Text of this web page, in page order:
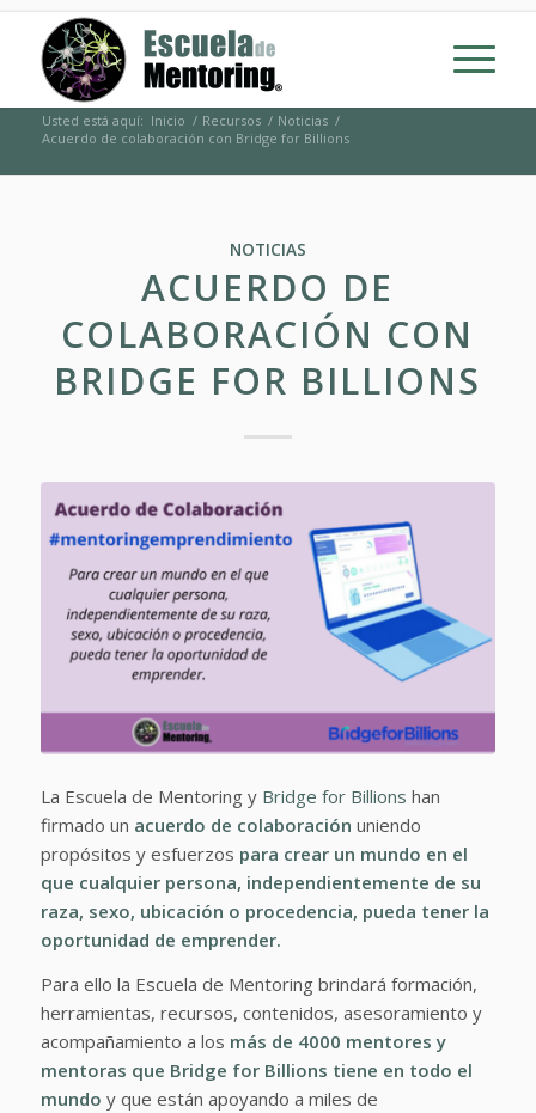
Usted está aquí: Inicio / Recursos / Noticias /
Acuerdo de colaboración con Bridge for Billions
NOTICIAS
ACUERDO DE
COLABORACIÓN CON
BRIDGE FOR BILLIONS
La Escuela de Mentoring y Bridge for Billions han
firmado un acuerdo de colaboración uniendo
propósitos y esfuerzos para crear un mundo en el
que cualquier persona, independientemente de su
raza, sexo, ubicación o procedencia, pueda tener la
oportunidad de emprender.
Para ello la Escuela de Mentoring brindará formación,
herramientas, recursos, contenidos, asesoramiento y
acompañamiento a los más de 4000 mentores y
mentoras que Bridge for Billions tiene en todo el
mundo y que están apoyando a miles de